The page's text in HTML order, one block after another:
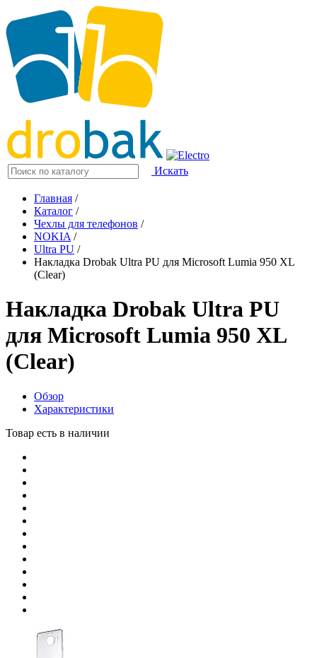
Искать
Главная /
Каталог /
Чехлы для телефонов /
NOKIA /
Ultra PU /
Накладка Drobak Ultra PU для Microsoft Lumia 950 XL
(Clear)
Накладка Drobak Ultra PU
для Microsoft Lumia 950 XL
(Clear)
Обзор
Характеристики
Товар есть в наличии